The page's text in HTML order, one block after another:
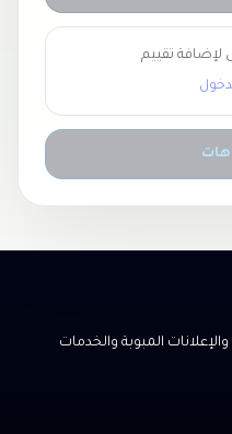
تقييم
المبوبة والخدمات